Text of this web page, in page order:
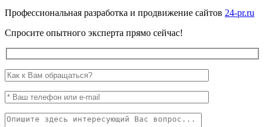
Профессиональная разработка и продвижение сайтов 24-pr.ru
Спросите опытного эксперта прямо сейчас!